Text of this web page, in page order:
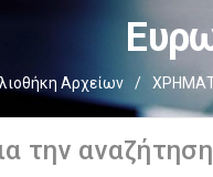
Αρχείων /